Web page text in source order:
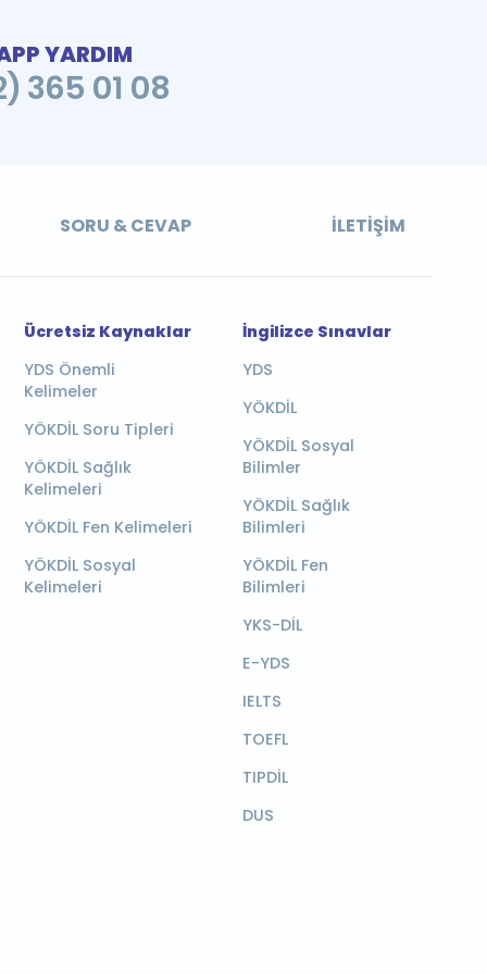
YARDIM
365 01 08
SORU & CEVAP İLETIŞIM
Ücretsiz Kaynaklar
YDS Önemli
Kelimeler
YÖKDİL Soru Tipleri
YÖKDİL Sağlık
Kelimeleri
YÖKDİL Fen Kelimeleri
YÖKDİL Sosyal
Kelimeleri
İngilizce Sınavlar
YDS
YÖKDİL
YÖKDİL Sosyal
Bilimler
YÖKDİL Sağlık
Bilimleri
YÖKDİL Fen
Bilimleri
YKS-DİL
E-YDS
IELTS
TOEFL
TIPDİL
DUS